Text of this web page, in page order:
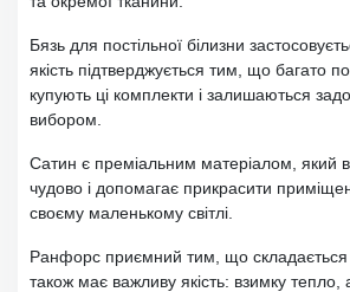
Бязь для постільної білизни
якість підтверджується тим, що багато
купують ці комплекти і залишаються
вибором.
Сатин є преміальним матеріалом, який
чудово і допомагає прикрасити
своєму маленькому світлі.
Ранфорс приємний тим, що складається
також має важливу якість: взимку тепло,